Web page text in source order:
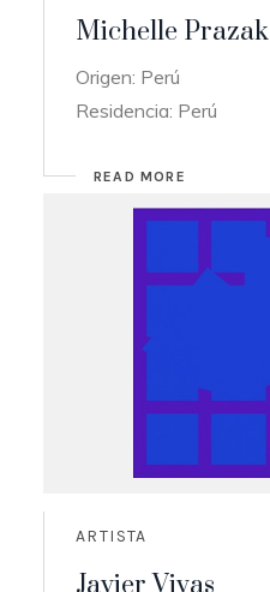
Michelle Prazak
Origen: Perú
Residencia: Perú
READ MORE
ARTISTA
Javier Vivas